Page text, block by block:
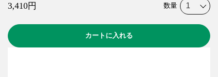
3,410円 数量
カートに入れる